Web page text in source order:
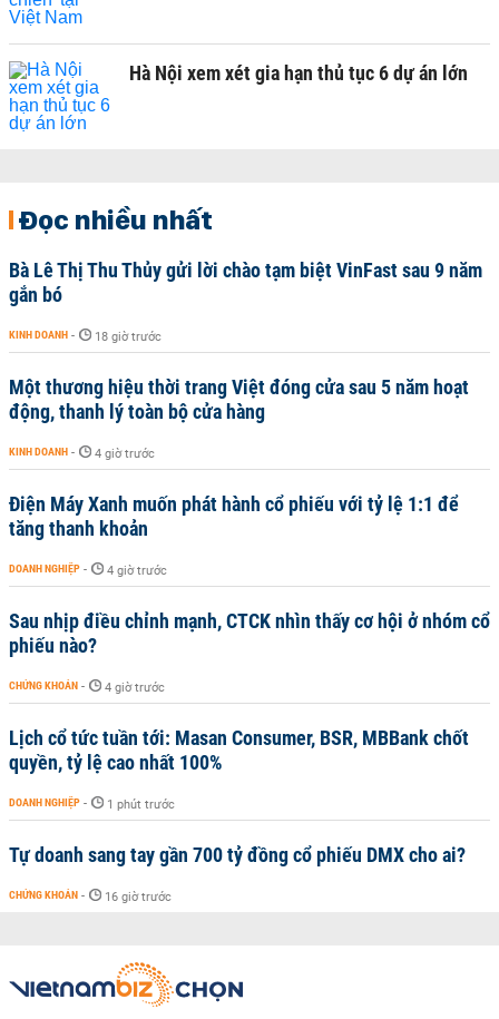
Hà Nội xem xét gia hạn thủ tục 6 dự án lớn
Đọc nhiều nhất
Bà Lê Thị Thu Thủy gửi lời chào tạm biệt VinFast sau 9 năm
gắn bó
KINH DOANH - 18 giờ trước
Một thương hiệu thời trang Việt đóng cửa sau 5 năm hoạt
động, thanh lý toàn bộ cửa hàng
KINH DOANH - 4 giờ trước
Điện Máy Xanh muốn phát hành cổ phiếu với tỷ lệ 1:1 để
tăng thanh khoản
DOANH NGHIỆP - 4 giờ trước
Sau nhịp điều chỉnh mạnh, CTCK nhìn thấy cơ hội ở nhóm cổ
phiếu nào?
CHỨNG KHOÁN - 4 giờ trước
Lịch cổ tức tuần tới: Masan Consumer, BSR, MBBank chốt
quyền, tỷ lệ cao nhất 100%
DOANH NGHIỆP - 1 phút trước
Tự doanh sang tay gần 700 tỷ đồng cổ phiếu DMX cho ai?
CHỨNG KHOÁN - 16 giờ trước